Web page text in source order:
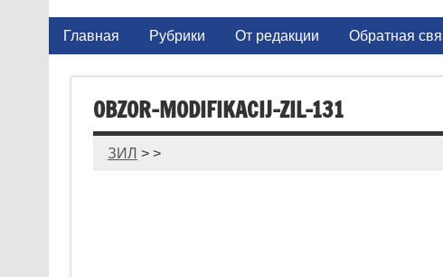
Главная Рубрики От редакции Обратная
OBZOR-MODIFIKACIJ-ZIL-131
ЗИЛ > >